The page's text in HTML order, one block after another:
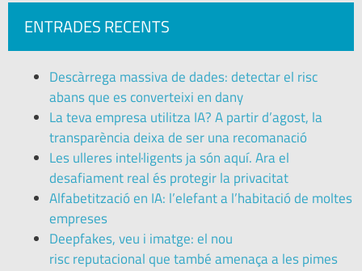
ENTRADES RECENTS
Descàrrega massiva de dades: detectar el risc
abans que es converteixi en dany
La teva empresa utilitza IA? A partir d’agost, la
transparència deixa de ser una recomanació
Les ulleres intel·ligents ja són aquí. Ara el
desafiament real és protegir la privacitat
Alfabetització en IA: l’elefant a l’habitació de moltes
empreses
Deepfakes, veu i imatge: el nou
risc reputacional que també amenaça a les pimes